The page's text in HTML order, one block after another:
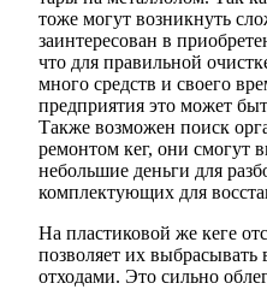
тоже могут возникнуть
заинтересован в
что для правильной
много средств и своего
предприятия это может
Также возможен поиск
ремонтом кег, они смогут
небольшие деньги для
комплектующих для
На пластиковой же кеге
позволяет их
отходами. Это сильно